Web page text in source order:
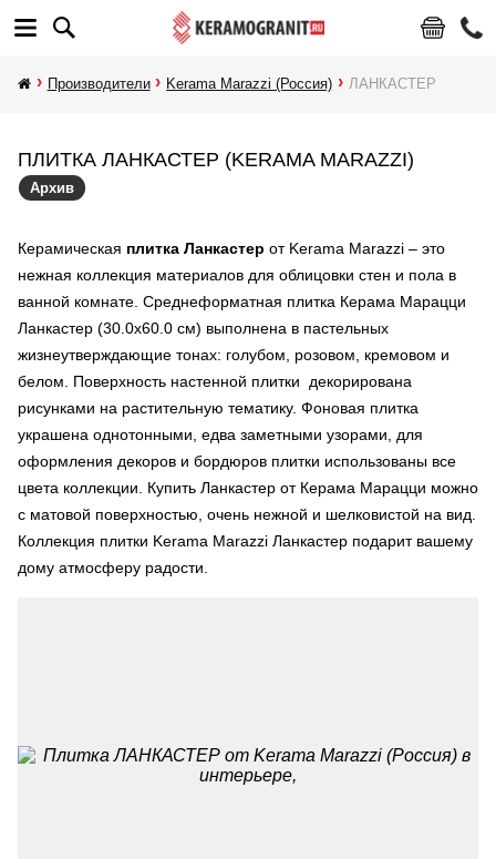
Производители Kerama Marazzi (Россия) ЛАНКАСТЕР
ПЛИТКА ЛАНКАСТЕР (KERAMA MARAZZI)
Архив
Керамическая плитка Ланкастер от Kerama Marazzi – это
нежная коллекция материалов для облицовки стен и пола в
ванной комнате. Среднеформатная плитка Керама Марацци
Ланкастер (30.0х60.0 см) выполнена в пастельных
жизнеутверждающие тонах: голубом, розовом, кремовом и
белом. Поверхность настенной плитки декорирована
рисунками на растительную тематику. Фоновая плитка
украшена однотонными, едва заметными узорами, для
оформления декоров и бордюров плитки использованы все
цвета коллекции. Купить Ланкастер от Керама Марацци можно
с матовой поверхностью, очень нежной и шелковистой на вид.
Коллекция плитки Kerama Marazzi Ланкастер подарит вашему
дому атмосферу радости.